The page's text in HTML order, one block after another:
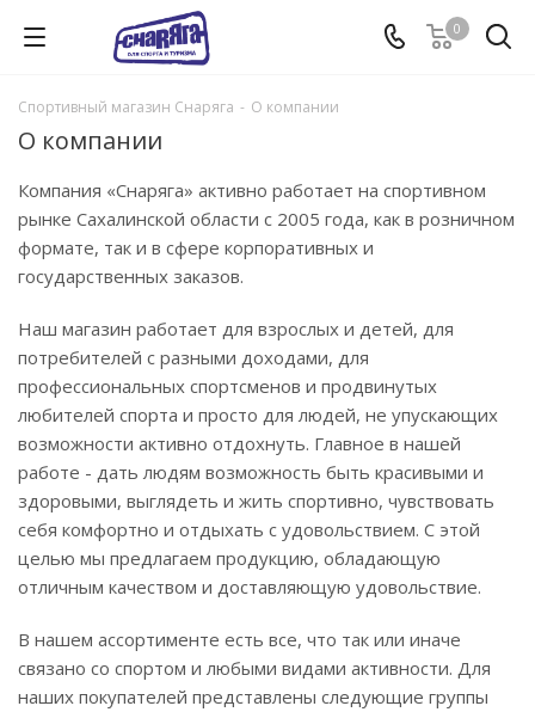
0
Спортивный магазин Снаряга - О компании
О компании
Компания «Снаряга» активно работает на спортивном
рынке Сахалинской области с 2005 года, как в розничном
формате, так и в сфере корпоративных и
государственных заказов.
Наш магазин работает для взрослых и детей, для
потребителей с разными доходами, для
профессиональных спортсменов и продвинутых
любителей спорта и просто для людей, не упускающих
возможности активно отдохнуть. Главное в нашей
работе - дать людям возможность быть красивыми и
здоровыми, выглядеть и жить спортивно, чувствовать
себя комфортно и отдыхать с удовольствием. С этой
целью мы предлагаем продукцию, обладающую
отличным качеством и доставляющую удовольствие.
В нашем ассортименте есть все, что так или иначе
связано со спортом и любыми видами активности. Для
наших покупателей представлены следующие группы